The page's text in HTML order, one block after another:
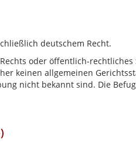
deutschem Recht.
oder öffentlich-
keinen allgemeinen
nicht bekannt sind. Die